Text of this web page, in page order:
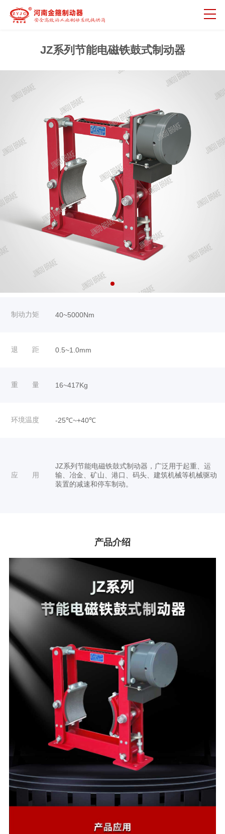
JZ系列节能电磁铁鼓式制动器
制动力矩 40~5000Nm
退 距 0.5~1.0mm
重 量 16~417Kg
环境温度 -25℃~+40℃
应 用
JZ系列节能电磁铁鼓式制动器，广泛用于起重、运
输、冶金、矿山、港口、码头、建筑机械等机械驱动
装置的减速和停车制动。
产品介绍